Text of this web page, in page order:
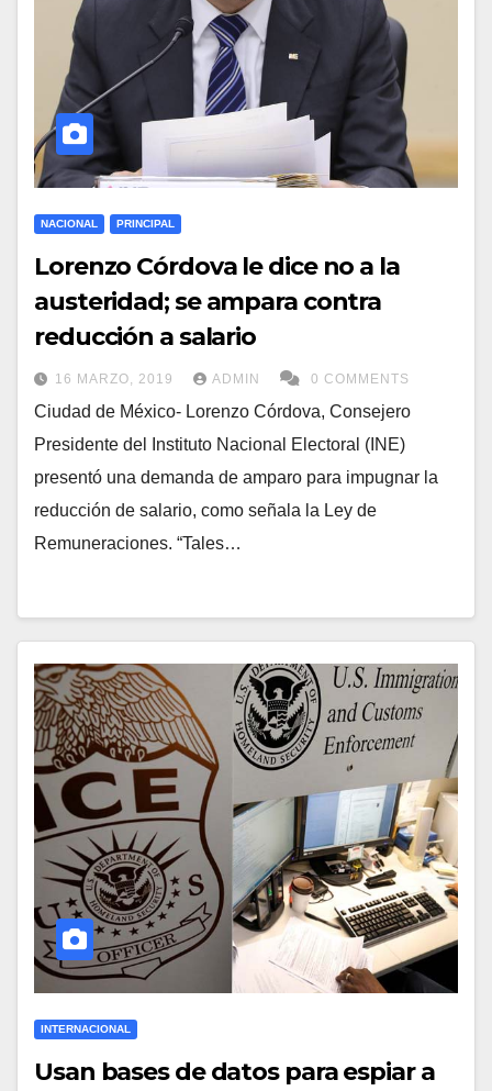
NACIONAL PRINCIPAL
Lorenzo Córdova le dice no a la
austeridad; se ampara contra
reducción a salario
16 MARZO, 2019 ADMIN 0 COMMENTS
Ciudad de México- Lorenzo Córdova, Consejero
Presidente del Instituto Nacional Electoral (INE)
presentó una demanda de amparo para impugnar la
reducción de salario, como señala la Ley de
Remuneraciones. “Tales…
INTERNACIONAL
Usan bases de datos para espiar a